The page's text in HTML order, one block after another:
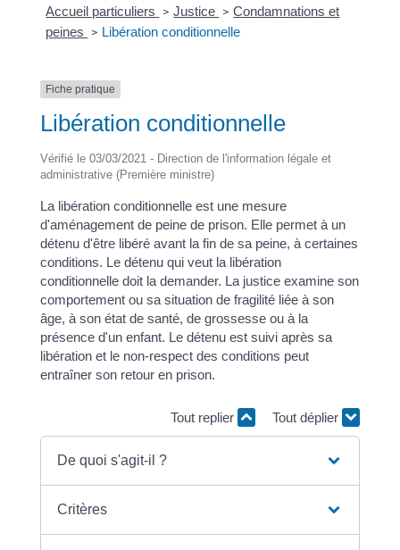
Accueil particuliers > Justice > Condamnations et
peines
> Libération conditionnelle
Fiche pratique
Libération conditionnelle
Vérifié le 03/03/2021 - Direction de l'information légale et
administrative (Première ministre)
La libération conditionnelle est une mesure
d'aménagement de peine de prison. Elle permet à un
détenu d'être libéré avant la fin de sa peine, à certaines
conditions. Le détenu qui veut la libération
conditionnelle doit la demander. La justice examine son
comportement ou sa situation de fragilité liée à son
âge, à son état de santé, de grossesse ou à la
présence d'un enfant. Le détenu est suivi après sa
libération et le non-respect des conditions peut
entraîner son retour en prison.
Tout replier Tout déplier
De quoi s'agit-il ?
Critères